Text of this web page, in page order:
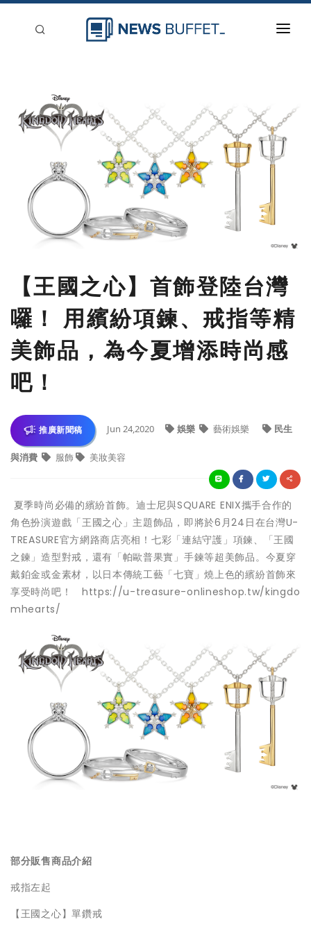
新聞稿分類
登入
【王國之心】首飾登陸台灣
囉！ 用繽紛項鍊、戒指等精
美飾品，為今夏增添時尚感
吧！
推廣新聞稿 Jun 24,2020 娛樂 藝術娛樂 民生
與消費 服飾 美妝美容
夏季時尚必備的繽紛首飾。迪士尼與SQUARE ENIX攜手合作的
角色扮演遊戲「王國之心」主題飾品，即將於6月24日在台灣U-
TREASURE官方網路商店亮相！七彩「連結守護」項鍊、「王國
之鍊」造型對戒，還有「帕歐普果實」手鍊等超美飾品。今夏穿
戴鉑金或金素材，以日本傳統工藝「七寶」燒上色的繽紛首飾來
享受時尚吧！ https://u-treasure-onlineshop.tw/kingdo
mhearts/
部分販售商品介紹
戒指左起
【王國之心】單鑽戒